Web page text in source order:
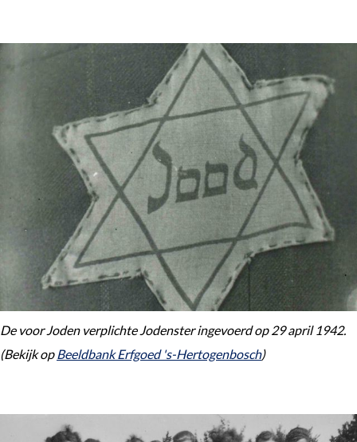
De voor Joden verplichte Jodenster ingevoerd op 29 april 1942.
(Bekijk opBeeldbank Erfgoed 's-Hertogenbosch)